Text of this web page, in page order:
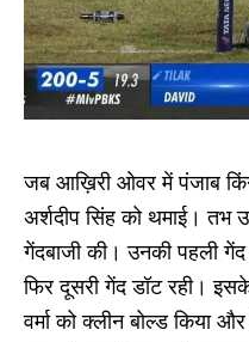
जब आख़िरी ओवर में पंजाब
अर्शदीप सिंह को थमाई। तभ
गेंदबाजी की। उनकी पहली
फिर दूसरी गेंद डॉट रही।
वर्मा को क्लीन बोल्ड किया